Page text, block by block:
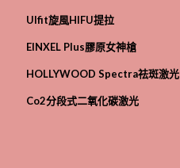
Ulfit旋風HIFU提拉
EINXEL Plus膠原女神槍
HOLLYWOOD Spectra祛斑激光
Co2分段式二氧化碳激光